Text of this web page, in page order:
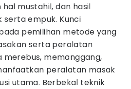
mustahil, dan hasil
empuk. Kunci
pemilihan metode yang
serta peralatan
merebus, memanggang,
peralatan masak
utama. Berbekal teknik